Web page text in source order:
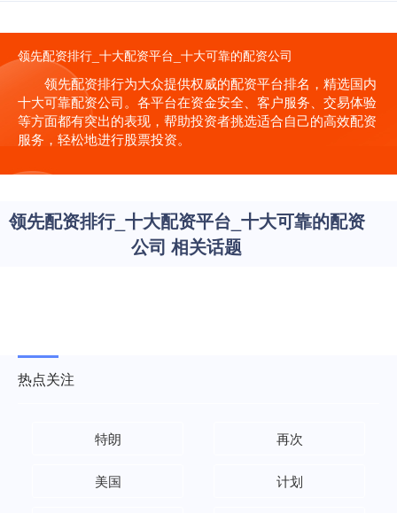
领先配资排行_十大配资平台_十大可靠的配资公司
领先配资排行为大众提供权威的配资平台排名，精选国内
十大可靠配资公司。各平台在资金安全、客户服务、交易体验
等方面都有突出的表现，帮助投资者挑选适合自己的高效配资
服务，轻松地进行股票投资。
领先配资排行_十大配资平台_十大可靠的配资
公司 相关话题
热点关注
特朗 再次
美国 计划